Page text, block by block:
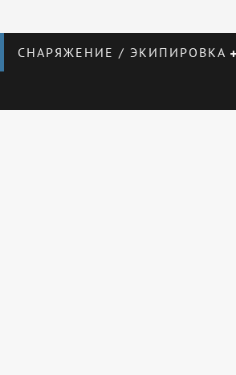
СНАРЯЖЕНИЕ / ЭКИПИРОВКА